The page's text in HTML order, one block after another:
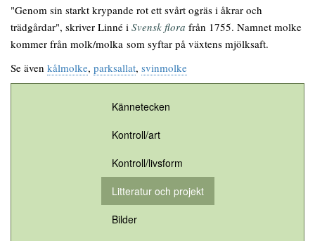
"Genom sin starkt krypande rot ett svårt ogräs i åkrar och
trädgårdar", skriver Linné i Svensk flora från 1755. Namnet molke
kommer från molk/molka som syftar på växtens mjölksaft.
Se även kålmolke, parksallat, svinmolke
Kännetecken
Kontroll/art
Kontroll/livsform
Litteratur och projekt
Bilder